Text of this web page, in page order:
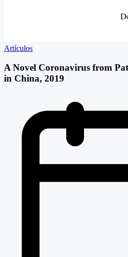
Artículos
A Novel Coronavirus from
in China, 2019